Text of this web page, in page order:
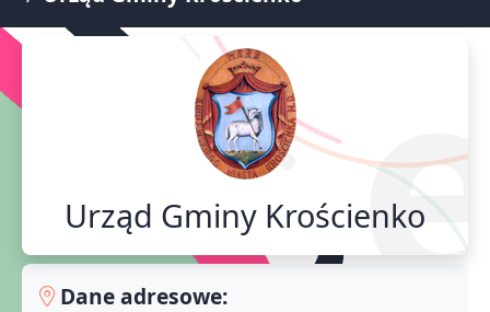
Urząd Gminy Krościenko
Dane adresowe: